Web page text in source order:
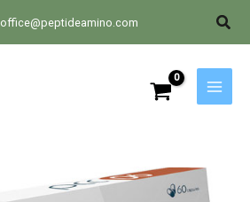
office@peptideamino.com